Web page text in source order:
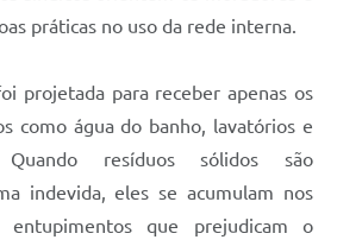
práticas no uso da rede interna.
projetada para receber apenas os
como água do banho, lavatórios e
Quando resíduos sólidos são
indevida, eles se acumulam nos
entupimentos que prejudicam o